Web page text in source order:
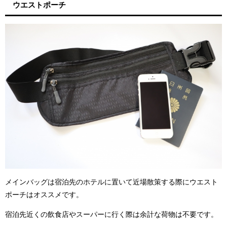
ウエストポーチ
メインバッグは宿泊先のホテルに置いて近場散策する際にウエスト
ポーチはオススメです。
宿泊先近くの飲食店やスーパーに行く際は余計な荷物は不要です。